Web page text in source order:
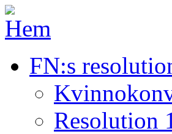
FN:s
Resolution